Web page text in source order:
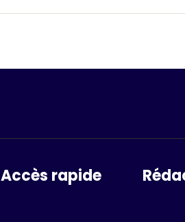
Accès rapide